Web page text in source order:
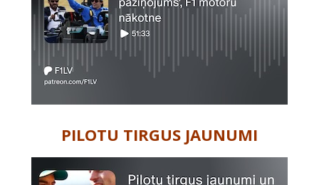
PILOTU TIRGUS JAUNUMI